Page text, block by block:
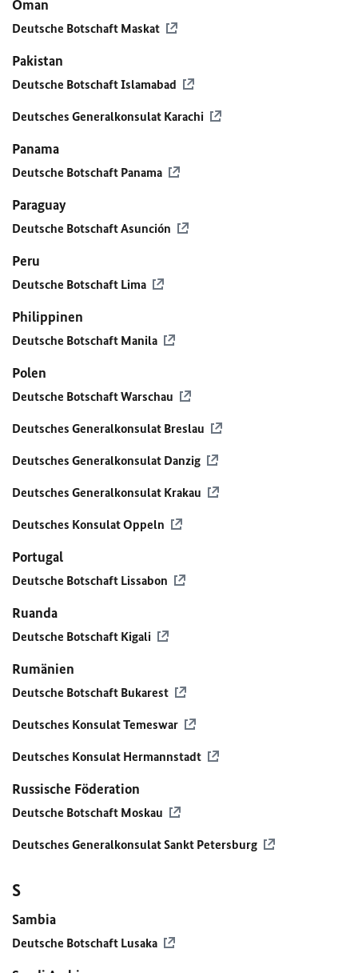
Oman
Deutsche Botschaft Maskat
Pakistan
Deutsche Botschaft Islamabad
Deutsches Generalkonsulat Karachi
Panama
Deutsche Botschaft Panama
Paraguay
Deutsche Botschaft Asunción
Peru
Deutsche Botschaft Lima
Philippinen
Deutsche Botschaft Manila
Polen
Deutsche Botschaft Warschau
Deutsches Generalkonsulat Breslau
Deutsches Generalkonsulat Danzig
Deutsches Generalkonsulat Krakau
Deutsches Konsulat Oppeln
Portugal
Deutsche Botschaft Lissabon
Ruanda
Deutsche Botschaft Kigali
Rumänien
Deutsche Botschaft Bukarest
Deutsches Konsulat Temeswar
Deutsches Konsulat Hermannstadt
Russische Föderation
Deutsche Botschaft Moskau
Deutsches Generalkonsulat Sankt Petersburg
S
Sambia
Deutsche Botschaft Lusaka